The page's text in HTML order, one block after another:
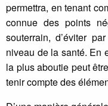
permettra, en tenant
connue des points
souterrain, d’éviter
niveau de la santé. En
la plus aboutie peut
tenir compte des